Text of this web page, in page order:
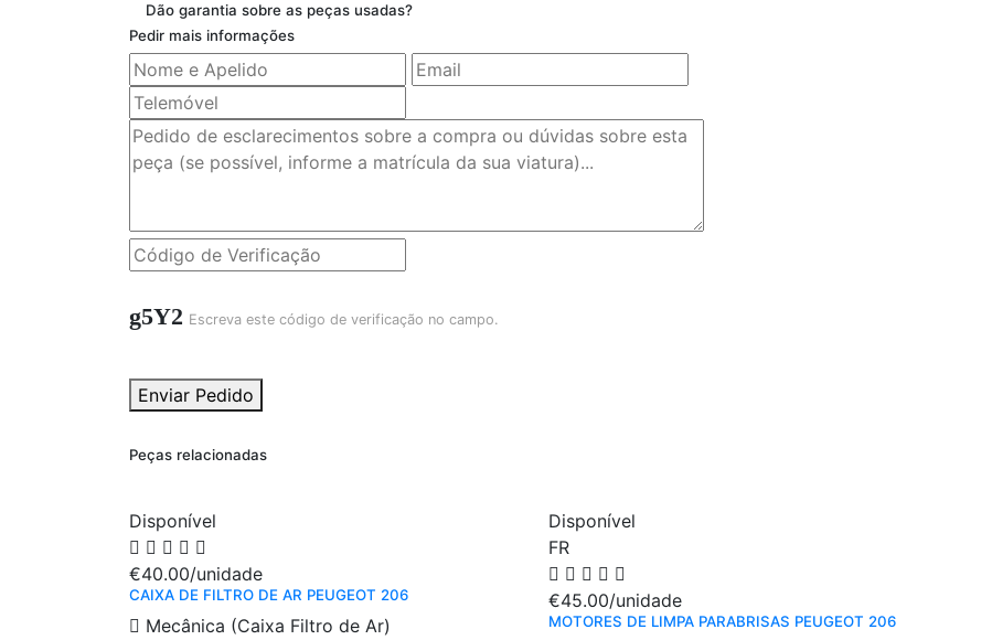
Dão garantia sobre as peças usadas?
Pedir mais informações
g5Y2 Escreva este código de verificação no campo.
Enviar Pedido
Peças relacionadas
Disponível
€40.00/unidade
CAIXA DE FILTRO DE AR PEUGEOT 206
Mecânica (Caixa Filtro de Ar)
Disponível
FR
€45.00/unidade
MOTORES DE LIMPA PARABRISAS PEUGEOT 206